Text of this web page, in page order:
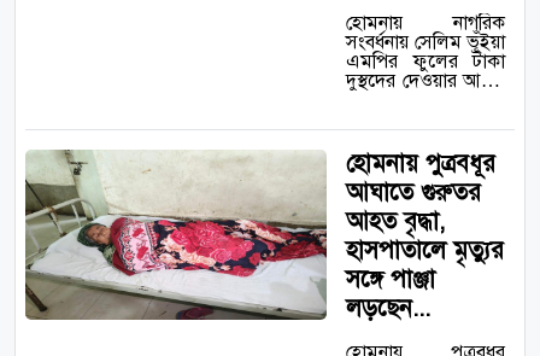
হোমনায় নাগরিক
সংবর্ধনায় সেলিম ভূঁইয়া
এমপির ফুলের টাকা
দুস্থদের দেওয়ার আহ্বান
হোমনায় পুত্রবধূর
আঘাতে গুরুতর
আহত বৃদ্ধা,
হাসপাতালে মৃত্যুর
সঙ্গে পাঞ্জা
লড়ছেন...